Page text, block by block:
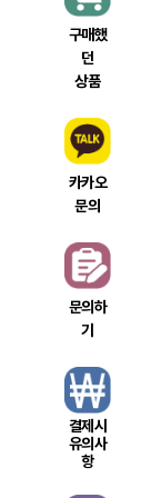
구매했
던
상품
카카오
문의
문의하
기
결제시
유의사
항